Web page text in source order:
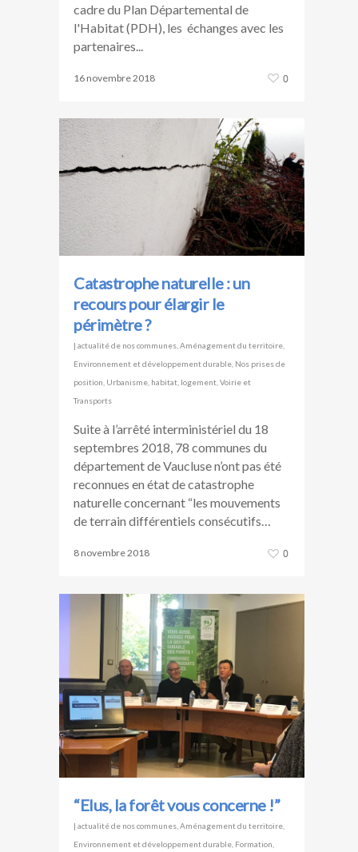
cadre du Plan Départemental de
l'Habitat (PDH), les échanges avec les
partenaires...
16 novembre 2018 0
Catastrophe naturelle : un
recours pour élargir le
périmètre ?
| actualité de nos communes,Aménagement du territoire,
Environnement et développement durable, Nos prises de
position, Urbanisme, habitat, logement,Voirie et
Transports
Suite à l’arrêté interministériel du 18
septembres 2018, 78 communes du
département de Vaucluse n’ont pas été
reconnues en état de catastrophe
naturelle concernant “les mouvements
de terrain différentiels consécutifs…
8 novembre 2018 0
“Elus, la forêt vous concerne !”
| actualité de nos communes Aménagement du territoire
Environnement et développement durable Formation